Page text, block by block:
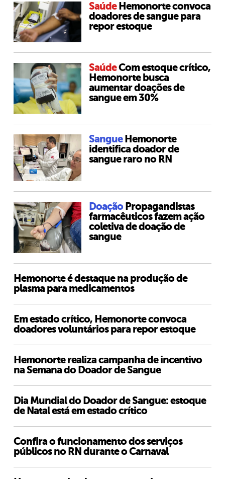
Saúde Hemonorte convoca
doadores de sangue para
repor estoque
SaúdeCom estoque crítico,
Hemonorte busca
aumentar doações de
sangue em 30%
Sangue Hemonorte
identifica doador de
sangue raro no RN
Doação Propagandistas
farmacêuticos fazem ação
coletiva de doação de
sangue
Hemonorte é destaque na produção de
plasma para medicamentos
Em estado crítico, Hemonorte convoca
doadores voluntários para repor estoque
Hemonorte realiza campanha de incentivo
na Semana do Doador de Sangue
Dia Mundial do Doador de Sangue: estoque
de Natal está em estado crítico
Confira o funcionamento dos serviços
públicos no RN durante o Carnaval